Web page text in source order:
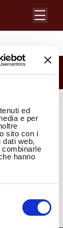
ed
e per
sito con i
dati web,
combinarle
hanno